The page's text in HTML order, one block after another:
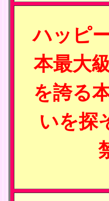
ハッピ
本最大
を誇る
いを探